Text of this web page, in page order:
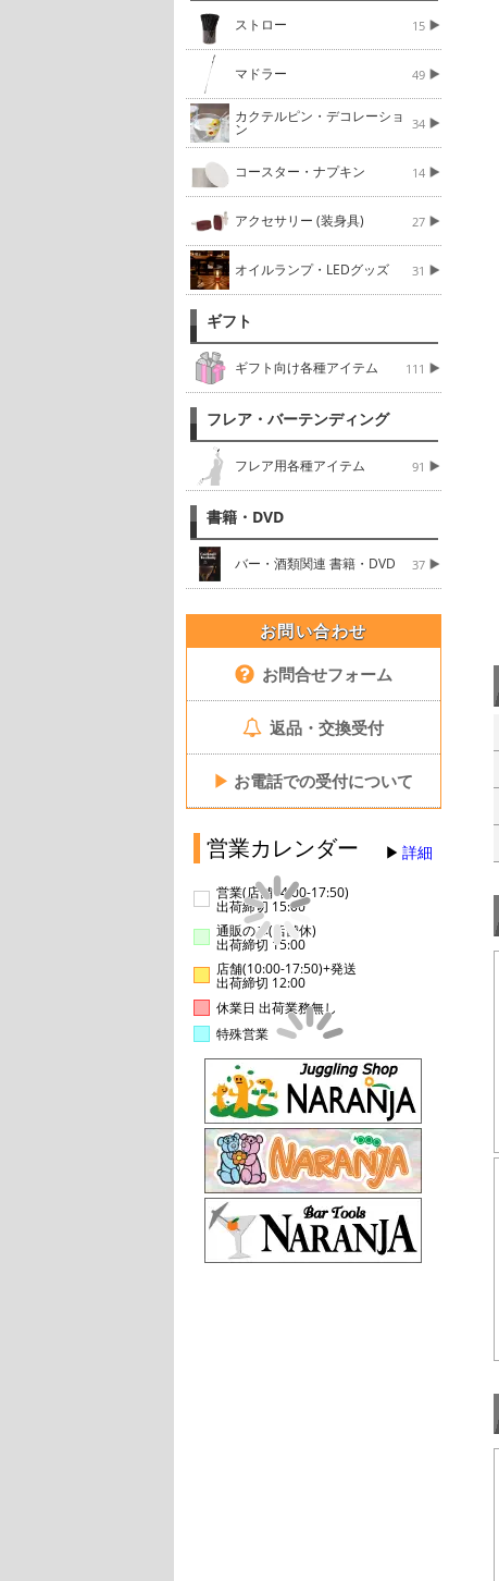
ストロー 15
マドラー 49
カクテルピン・デコレーショ
ン 34
コースター・ナプキン 14
アクセサリー (装身具) 27
オイルランプ・LEDグッズ 31
ギフト
ギフト向け各種アイテム 111
フレア・バーテンディング
フレア用各種アイテム 91
書籍・DVD
バー・酒類関連 書籍・DVD 37
お問い合わせ
お問合せフォーム
返品・交換受付
▶ お電話での受付について
営業カレンダー 詳細
営業(店舗14:00-17:50)
出荷締切 15:00
通販のみ(店舗休)
出荷締切 15:00
店舗(10:00-17:50)+発送
出荷締切 12:00
休業日 出荷業務無し
特殊営業